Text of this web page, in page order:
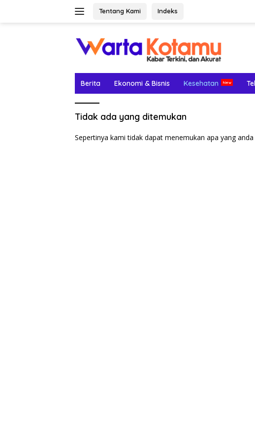
Tentang Kami Indeks
Berita Ekonomi & Bisnis Kesehatan
Tidak ada yang ditemukan
Sepertinya kami tidak dapat menemukan apa yang